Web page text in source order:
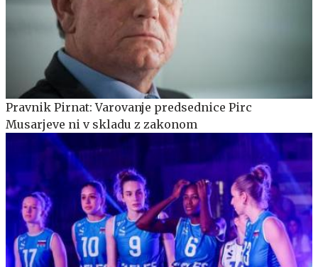
Pravnik Pirnat: Varovanje predsednice Pirc
Musarjeve ni v skladu z zakonom